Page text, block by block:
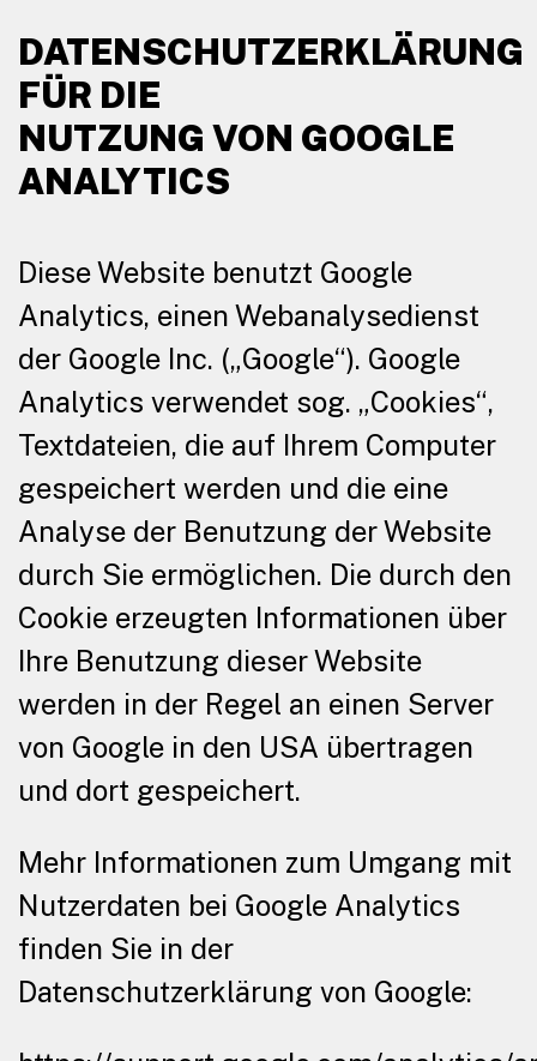
DATENSCHUTZERKLÄRUNG
FÜR DIE
NUTZUNG VON GOOGLE
ANALYTICS
Diese Website benutzt Google
Analytics, einen Webanalysedienst
der Google Inc. („Google“). Google
Analytics verwendet sog. „Cookies“,
Textdateien, die auf Ihrem Computer
gespeichert werden und die eine
Analyse der Benutzung der Website
durch Sie ermöglichen. Die durch den
Cookie erzeugten Informationen über
Ihre Benutzung dieser Website
werden in der Regel an einen Server
von Google in den USA übertragen
und dort gespeichert.
Mehr Informationen zum Umgang mit
Nutzerdaten bei Google Analytics
finden Sie in der
Datenschutzerklärung von Google: